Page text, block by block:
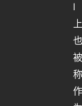
l
上
也
被
称
作